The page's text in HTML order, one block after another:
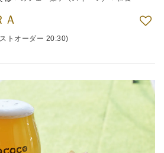
トオーダー 20:30)